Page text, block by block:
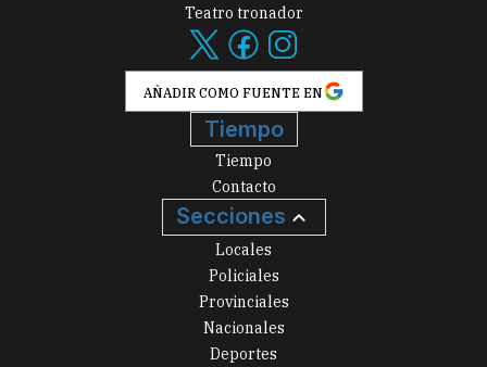
Teatro tronador
AÑADIR COMO FUENTE EN
Tiempo
Tiempo
Contacto
Secciones
Locales
Policiales
Provinciales
Nacionales
Deportes